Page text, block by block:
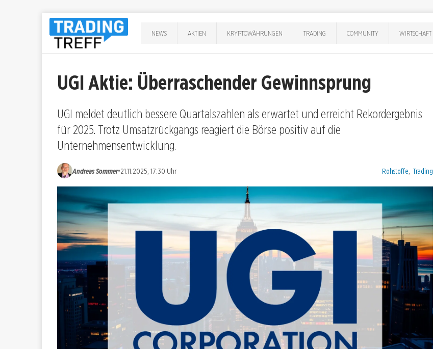
NEWS AKTIEN KRYPTOWÄHRUNGEN TRADING COMMUNITY WIRTSCHAFT
UGI Aktie: Überraschender Gewinnsprung
UGI meldet deutlich bessere Quartalszahlen als erwartet und erreicht Rekordergebnis
für 2025. Trotz Umsatzrückgangs reagiert die Börse positiv auf die
Unternehmensentwicklung.
Andreas Sommer•21.11.2025, 17:30 Uhr Kategorien:
Rohstoffe Trading